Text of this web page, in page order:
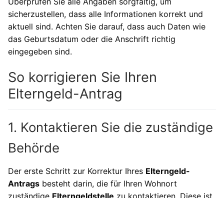
sicherzustellen, dass alle Informationen korrekt und
aktuell sind. Achten Sie darauf, dass auch Daten wie
das Geburtsdatum oder die Anschrift richtig
eingegeben sind.
So korrigieren Sie Ihren
Elterngeld-Antrag
1. Kontaktieren Sie die zuständige
Behörde
Der erste Schritt zur Korrektur Ihres Elterngeld-
Antrags besteht darin, die für Ihren Wohnort